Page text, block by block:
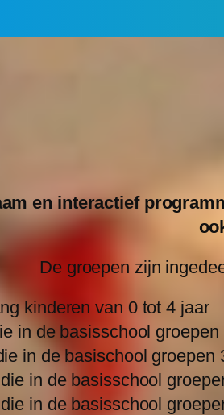
en interactief
De groepen zijn
kinderen van 0 tot 4 jaar
in de basisschool groepen
in de basischool groepen
in de basisschool
in de basisschool